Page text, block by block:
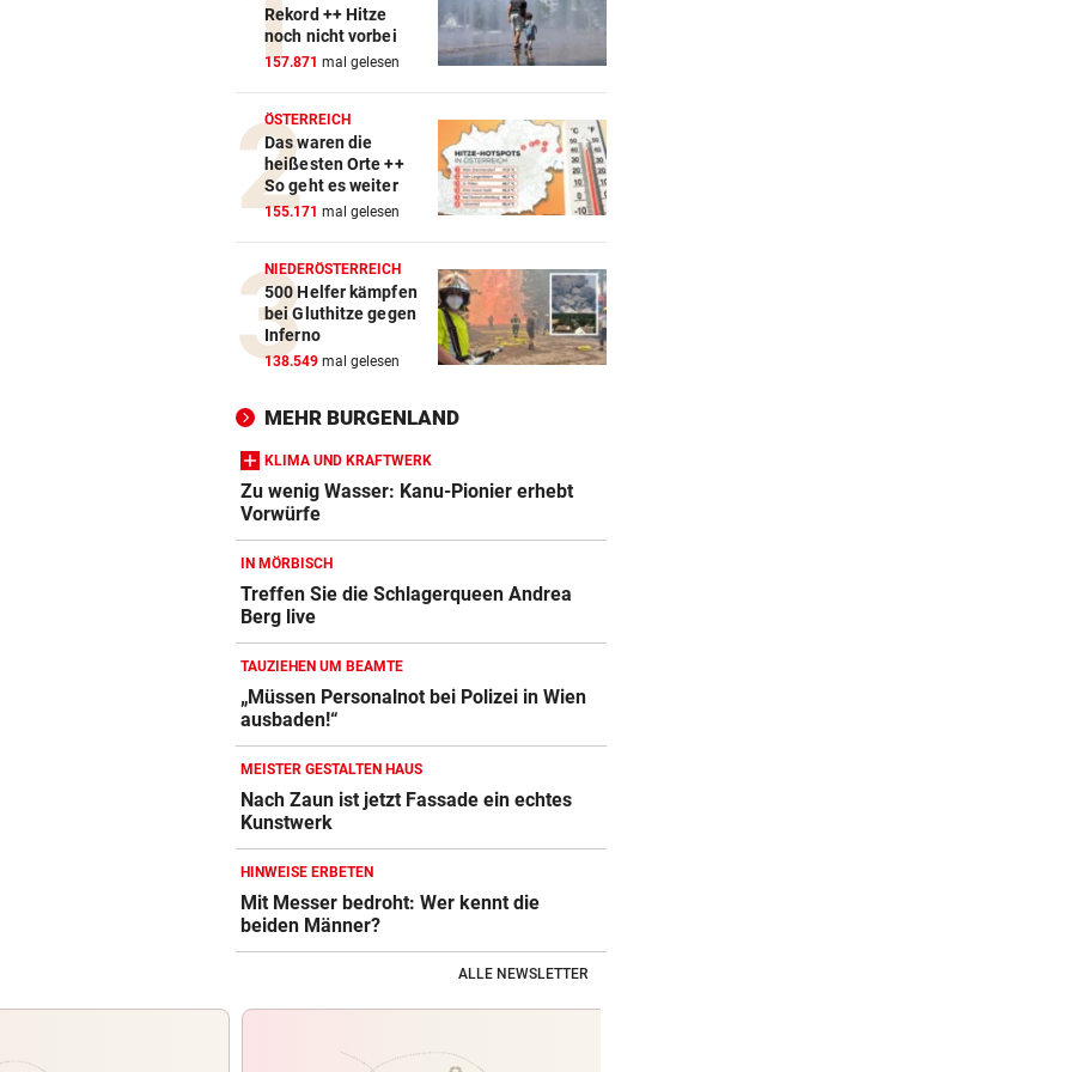
Rekord ++ Hitze
noch nicht vorbei
157.871 mal gelesen
ÖSTERREICH
Das waren die
heißesten Orte ++
So geht es weiter
155.171 mal gelesen
NIEDERÖSTERREICH
500 Helfer kämpfen
bei Gluthitze gegen
Inferno
138.549 mal gelesen
MEHR BURGENLAND
KLIMA UND KRAFTWERK
Zu wenig Wasser: Kanu-Pionier erhebt
Vorwürfe
IN MÖRBISCH
Treffen Sie die Schlagerqueen Andrea
Berg live
TAUZIEHEN UM BEAMTE
„Müssen Personalnot bei Polizei in Wien
ausbaden!“
MEISTER GESTALTEN HAUS
Nach Zaun ist jetzt Fassade ein echtes
Kunstwerk
HINWEISE ERBETEN
Mit Messer bedroht: Wer kennt die
beiden Männer?
ALLE NEWSLETTER